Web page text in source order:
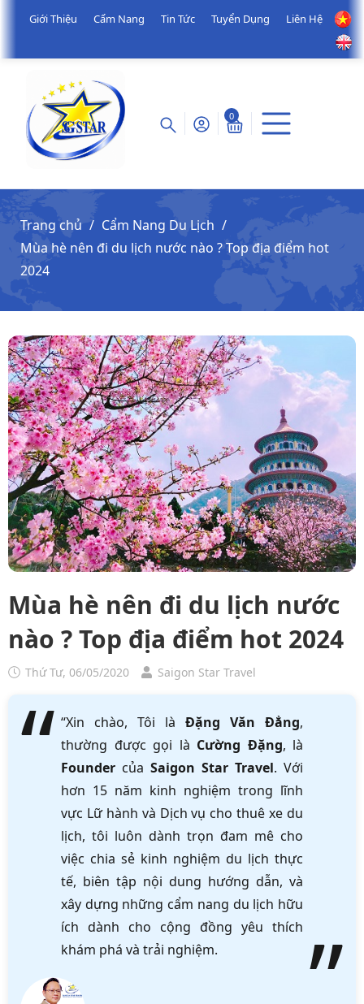
Giới Thiệu Cẩm Nang Tin Tức Tuyển Dụng Liên Hệ
0
Trang chủ
Cẩm Nang Du Lịch
Mùa hè nên đi du lịch nước nào ? Top địa điểm hot
2024
Mùa hè nên đi du lịch nước
nào ? Top địa điểm hot 2024
Thứ Tư, 06/05/2020 Saigon Star Travel
“Xin chào, Tôi là Đặng Văn Đẳng,
thường được gọi là Cường Đặng, là
Founder của Saigon Star Travel. Với
hơn 15 năm kinh nghiệm trong lĩnh
vực Lữ hành và Dịch vụ cho thuê xe du
lịch, tôi luôn dành trọn đam mê cho
việc chia sẻ kinh nghiệm du lịch thực
tế, biên tập nội dung hướng dẫn, và
xây dựng những cẩm nang du lịch hữu
ích dành cho cộng đồng yêu thích
khám phá và trải nghiệm.